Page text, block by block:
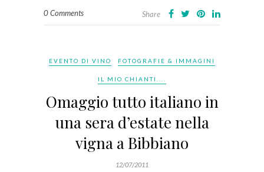
0 Comments Share
EVENTO DI VINO FOTOGRAFIE & IMMAGINI
IL MIO CHIANTI....
Omaggio tutto italiano in
una sera d’estate nella
vigna a Bibbiano
12/07/2011